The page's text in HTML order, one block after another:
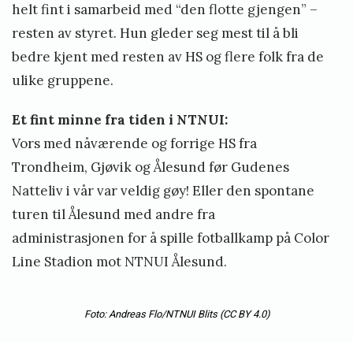
helt fint i samarbeid med “den flotte gjengen” –
resten av styret. Hun gleder seg mest til å bli
bedre kjent med resten av HS og flere folk fra de
ulike gruppene.
Et fint minne fra tiden i NTNUI:
Vors med nåværende og forrige HS fra
Trondheim, Gjøvik og Ålesund før Gudenes
Natteliv i vår var veldig gøy! Eller den spontane
turen til Ålesund med andre fra
administrasjonen for å spille fotballkamp på Color
Line Stadion mot NTNUI Ålesund.
Foto: Andreas Flo/NTNUI Blits (CC BY 4.0)